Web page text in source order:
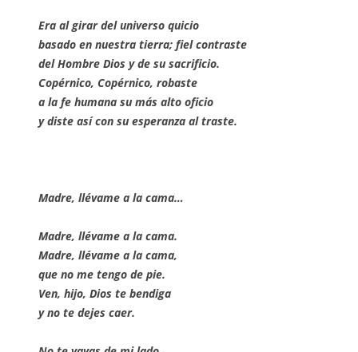
Era al girar del universo quicio
basado en nuestra tierra; fiel contraste
del Hombre Dios y de su sacrificio.
Copérnico, Copérnico, robaste
a la fe humana su más alto oficio
y diste así con su esperanza al traste.
Madre, llévame a la cama…
Madre, llévame a la cama.
Madre, llévame a la cama,
que no me tengo de pie.
Ven, hijo, Dios te bendiga
y no te dejes caer.